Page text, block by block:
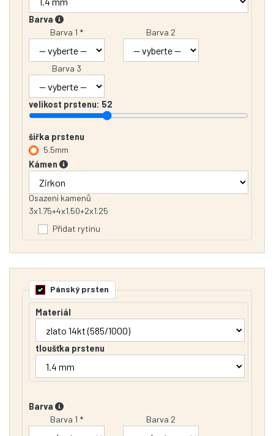
Barva
Barva 1 *
Barva 2
Barva 3
velikost prstenu: 52
šířka prstenu
5.5mm
Kámen
Osazení kamenů
3x1.75+4x1.50+2x1.25
Přidat rytinu
Pánský prsten
Materiál
tloušťka prstenu
Barva
Barva 1 *
Barva 2